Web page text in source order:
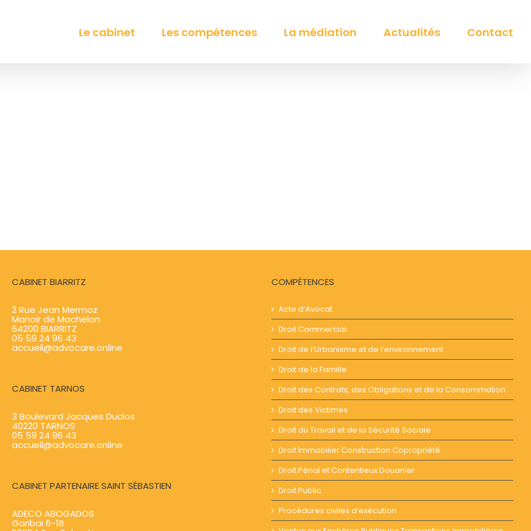
Le cabinet Les compétences La médiation Actualités Contact
CABINET BIARRITZ
2 Rue Jean Mermoz
Manoir de Machelon
64200 BIARRITZ
05 59 24 96 43
accueil@advocare.online
CABINET TARNOS
3 Boulevard Jacques Duclos
40220 TARNOS
05 59 24 96 43
accueil@advocare.online
CABINET PARTENAIRE SAINT SÉBASTIEN
ADECO ABOGADOS
Garibai 6-1B
COMPÉTENCES
Acte d’Avocat
Droit Commercial
Droit de l’Urbanisme et de l’environnement
Droit de la Famille
Droit des Contrats, des Obligations et de la Consommation
Droit des Victimes
Droit du Travail et de la Sécurité Sociale
Droit Immobilier Construction Copropriété
Droit Pénal et Contentieux Douanier
Droit Public
Procédures civiles d’exécution